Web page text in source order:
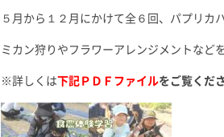
５月から１２月にかけて全６回、パプリカ
ミカン狩りやフラワーアレンジメントなど
※詳しくは下記ＰＤＦファイルをご覧くだ